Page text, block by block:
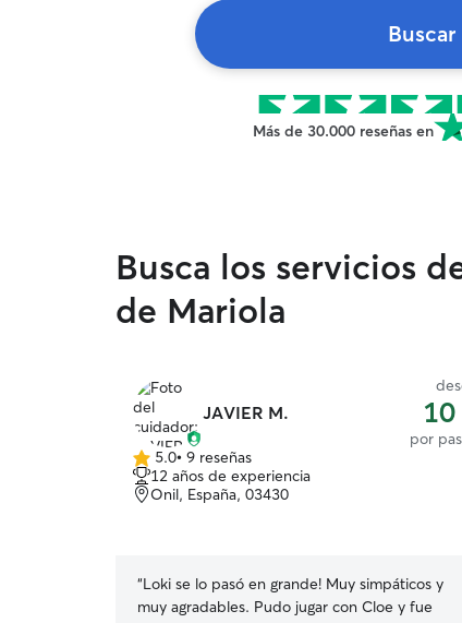
Buscar
Más de 30.000 reseñas en
Busca los servicios
de Mariola
JAVIER M.
por
5.0
de
5
5.0• 9 reseñas
12 años de experiencia
Onil, España, 03430
“Loki se lo pasó en grande! Muy simpáticos y
muy agradables. Pudo jugar con Cloe y fue